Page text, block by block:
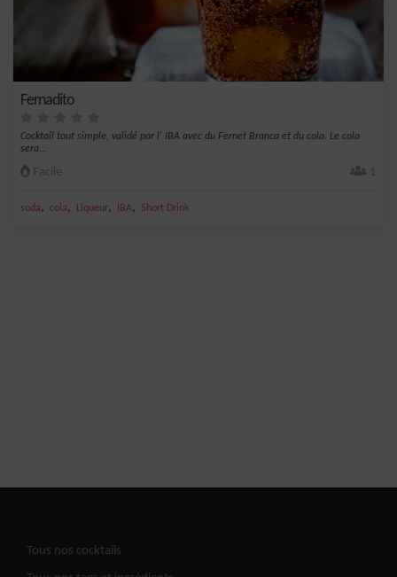
Fernadito
Cocktail tout simple, validé par l' IBA avec du Fernet Branca et du cola. Le cola
sera...
Facile 1
soda, cola, Liqueur, IBA, Short Drink
Tous nos cocktails